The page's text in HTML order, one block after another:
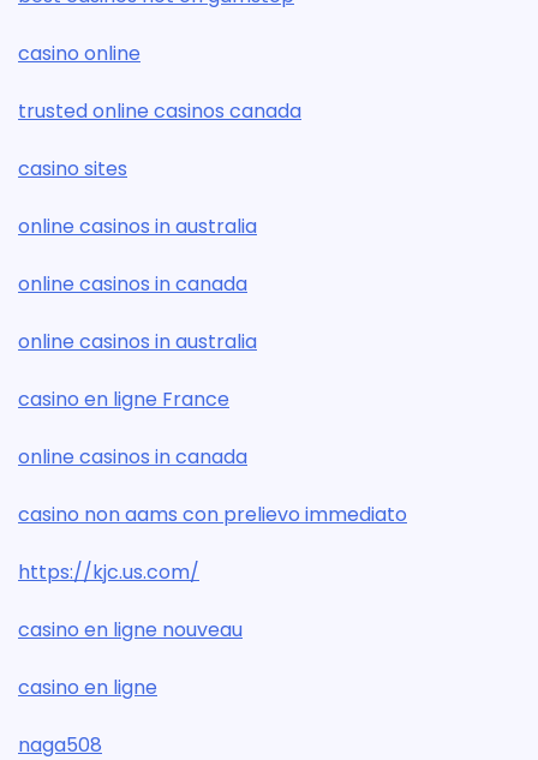
casino online
trusted online casinos canada
casino sites
online casinos in australia
online casinos in canada
online casinos in australia
casino en ligne France
online casinos in canada
casino non aams con prelievo immediato
https://kjc.us.com/
casino en ligne nouveau
casino en ligne
naga508